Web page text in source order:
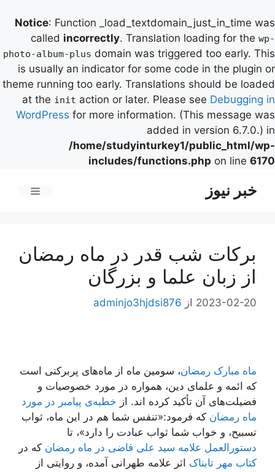
Notice: Function _load_textdomain_just_in_time was
called incorrectly. Translation loading for the wp-
photo-album-plus domain was triggered too early. This
is usually an indicator for some code in the plugin or
theme running too early. Translations should be loaded
at the init action or later. Please see Debugging in
WordPress for more information. (This message was
added in version 6.7.0.) in
/home/studyinturkey1/public_html/wp-
includes/functions.php on line 6170
خبر نیوز
برکات شب قدر در ماه رمضان
از زبان علما و بزرگان
2023-02-20 از adminjo3hjdsi876
ماه مبارک رمضان، سومین ماه از ماه‌های پربرکتی است
که ائمه و علمای دین، همواره در مورد خصوصیات و
فضیلت‌های آن تأکید کرده اند. از خطبه‌ی پیامبر در مورد
ماه رمضان که فرمود:«تنفس شما هم در این ماه، ثواب
تسبیح، و خواب شما ثواب عبادت را دارد»، تا
دستورالعمل علامه سید علی قاضی در ماه رمضان که در
کتاب مهر تابناک اثر علامه طهرانی آمده، و روایتی از